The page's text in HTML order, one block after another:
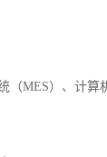
MES）、计